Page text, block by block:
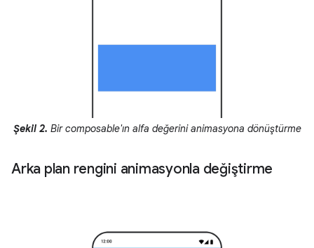
Şekil 2. Bir composable'ın alfa değerini animasyona dönüştürme
Arka plan rengini animasyonla değiştirme